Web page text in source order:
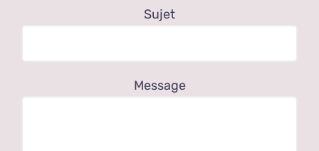
Sujet
Message